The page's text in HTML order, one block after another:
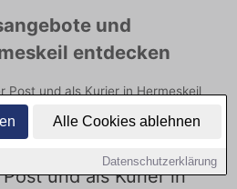
Alle Cookies ablehnen
Datenschutzerklärung
und
entdecken
Post und als Kurier in Hermeskeil
Entdecken Sie freie Optionen
Sie sich noch heute.
und als Kurier in